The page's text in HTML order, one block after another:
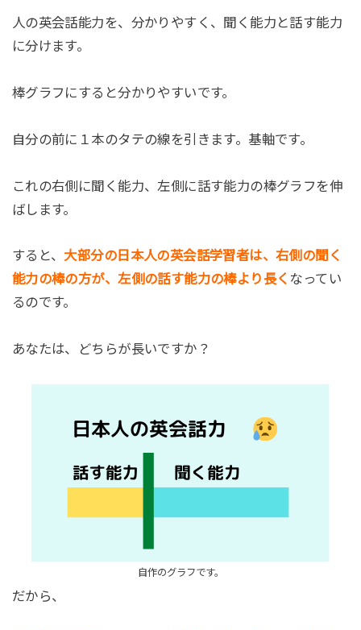
人の英会話能力を、分かりやすく、聞く能力と話す能力
に分けます。
棒グラフにすると分かりやすいです。
自分の前に１本のタテの線を引きます。基軸です。
これの右側に聞く能力、左側に話す能力の棒グラフを伸
ばします。
すると、 大部分の日本人の英会話学習者は、右側の聞く
能力の棒の方が、左側の話す能力の棒より長く なってい
るのです。
あなたは、どちらが長いですか？
自作のグラフです。
だから、